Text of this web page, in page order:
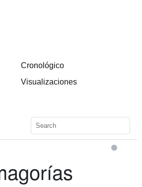
Cronológico
Visualizaciones